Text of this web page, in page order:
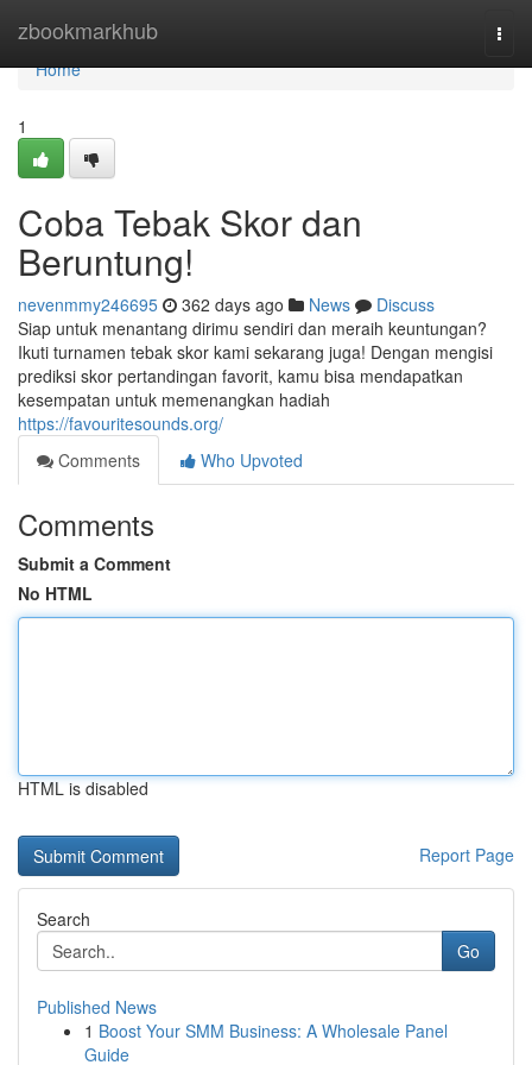
zbookmarkhub
Home
Home
1
Coba Tebak Skor dan
Beruntung!
nevenmmy246695 362 days ago News
Discuss
Siap untuk menantang dirimu sendiri dan meraih keuntungan?
Ikuti turnamen tebak skor kami sekarang juga! Dengan mengisi
prediksi skor pertandingan favorit, kamu bisa mendapatkan
kesempatan untuk memenangkan hadiah
https://favouritesounds.org/
Comments
Who Upvoted
Comments
Submit a Comment
No HTML
HTML is disabled
Report Page
Search
Go
Published News
1 Boost Your SMM Business: A Wholesale Panel
Guide